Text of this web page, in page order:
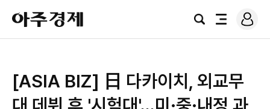
아
주
경
검
전
로
그
[ASIA BIZ] 日 다카이치, 외교무